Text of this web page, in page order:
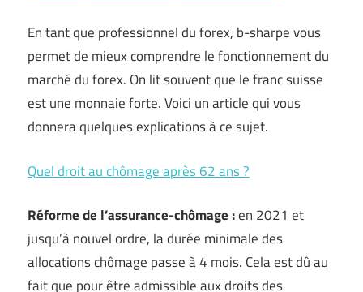
En tant que professionnel du forex, b-sharpe vous
permet de mieux comprendre le fonctionnement du
marché du forex. On lit souvent que le franc suisse
est une monnaie forte. Voici un article qui vous
donnera quelques explications à ce sujet.
Quel droit au chômage après 62 ans ?
Réforme de l’assurance-chômage :en 2021 et
jusqu’à nouvel ordre, la durée minimale des
allocations chômage passe à 4 mois. Cela est dû au
fait que pour être admissible aux droits des